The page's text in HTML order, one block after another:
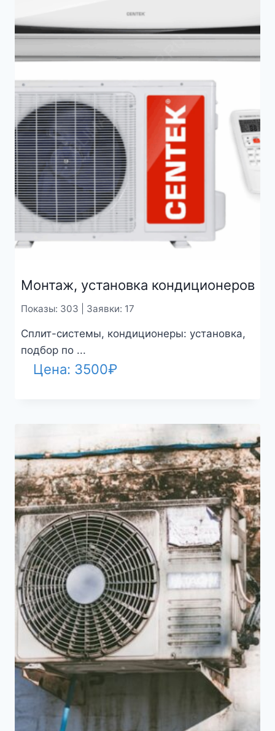
Монтаж, установка кондиционеров
Показы: 303 | Заявки: 17
Сплит-системы, кондиционеры: установка,
подбор по ...
Цена: 3500₽